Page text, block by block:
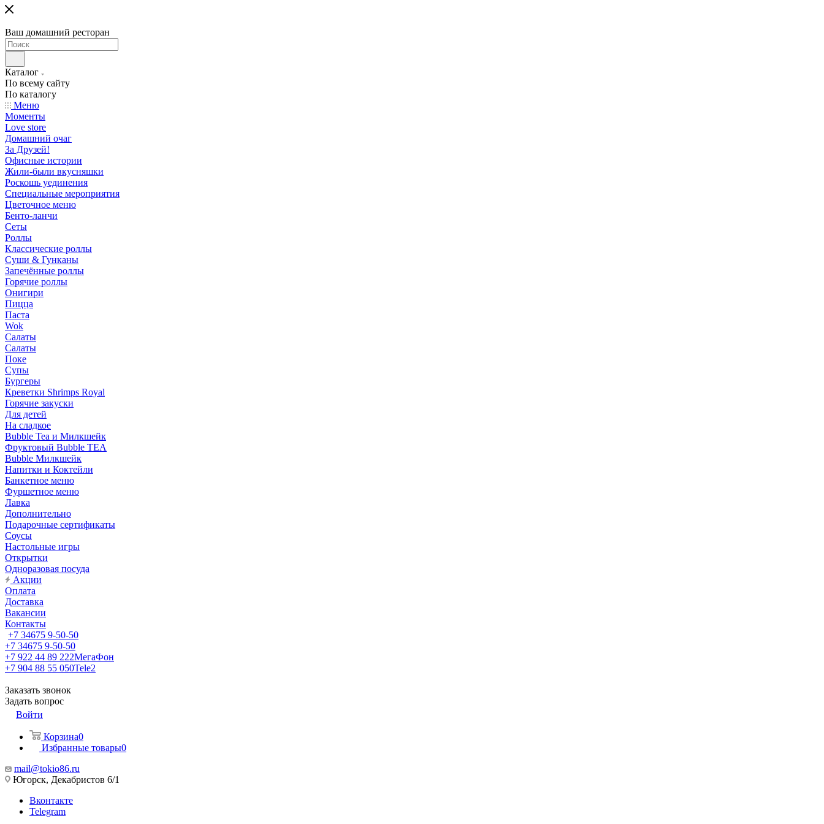
Ваш домашний ресторан
Каталог
По всему сайту
По каталогу
Меню
Моменты
Love store
Домашний очаг
За Друзей!
Офисные истории
Жили-были вкусняшки
Роскошь уединения
Специальные мероприятия
Цветочное меню
Бенто-ланчи
Сеты
Роллы
Классические роллы
Суши & Гунканы
Запечённые роллы
Горячие роллы
Онигири
Пицца
Паста
Wok
Салаты
Салаты
Поке
Супы
Бургеры
Креветки Shrimps Royal
Горячие закуски
Для детей
На сладкое
Bubble Tea и Милкшейк
Фруктовый Bubble TEA
Bubble Милкшейк
Напитки и Коктейли
Банкетное меню
Фуршетное меню
Лавка
Дополнительно
Подарочные сертификаты
Соусы
Настольные игры
Открытки
Одноразовая посуда
Акции
Оплата
Доставка
Вакансии
Контакты
+7 34675 9-50-50
+7 34675 9-50-50
+7 922 44 89 222МегаФон
+7 904 88 55 050Tele2
Заказать звонок
Задать вопрос
Войти
Корзина0
Избранные товары0
mail@tokio86.ru
Югорск, Декабристов 6/1
Вконтакте
Telegram